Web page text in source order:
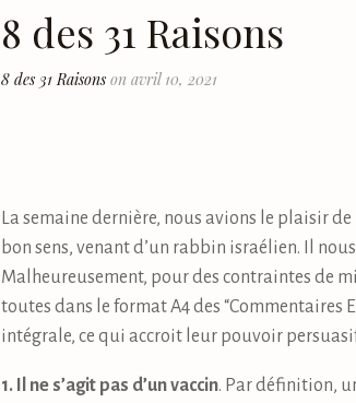
8 des 31 Raisons
8 des 31 Raisons on avril 10, 2021
La semaine dernière, nous avions le plaisir
bon sens, venant d’un rabbin israélien. Il
Malheureusement, pour des contraintes de
toutes dans le format A4 des “Commentaires
intégrale, ce qui accroit leur pouvoir persuasif
1. Il ne s’agit pas d’un vaccin. Par définition,